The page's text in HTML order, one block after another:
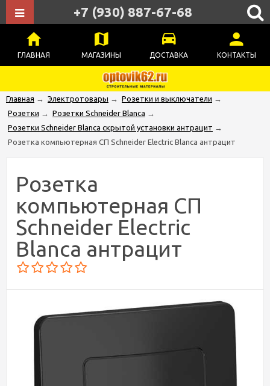
ГЛАВНАЯ МАГАЗИНЫ ДОСТАВКА КОНТАКТЫ
+7 (930) 887-67-68
Главная → Электротовары → Розетки и выключатели →
Розетки → Розетки Schneider Blanca →
Розетки Schneider Blanca скрытой установки антрацит →
Розетка компьютерная СП Schneider Electric Blanca антрацит
Розетка
компьютерная СП
Schneider Electric
Blanca антрацит